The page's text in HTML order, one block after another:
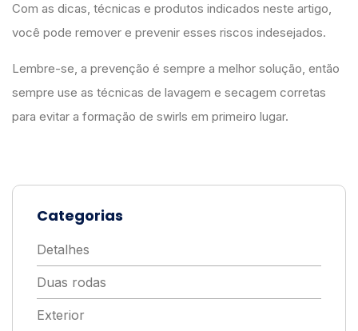
Com as dicas, técnicas e produtos indicados neste artigo,
você pode remover e prevenir esses riscos indesejados.
Lembre-se, a prevenção é sempre a melhor solução, então
sempre use as técnicas de lavagem e secagem corretas
para evitar a formação de swirls em primeiro lugar.
Categorias
Detalhes
Duas rodas
Exterior